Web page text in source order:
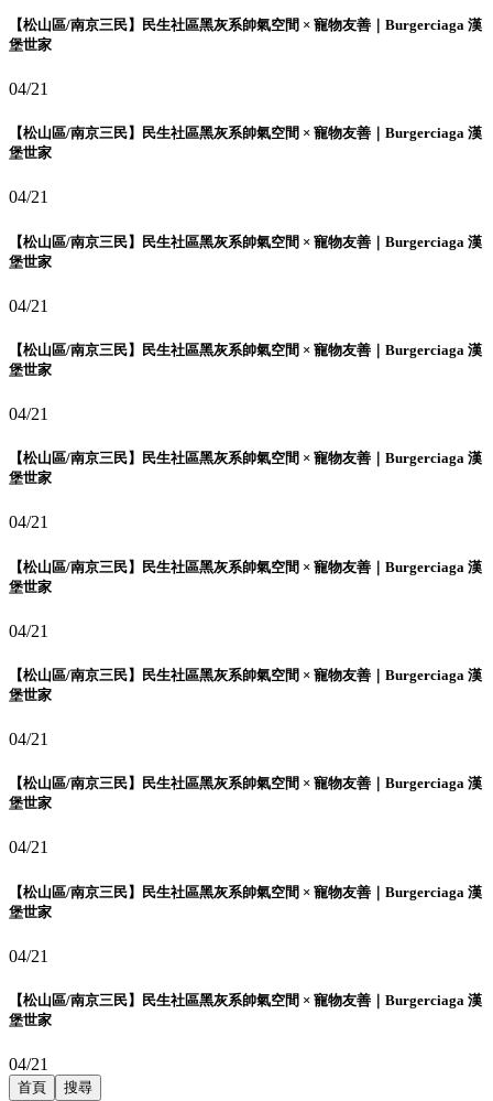
【松山區/南京三民】民生社區黑灰系帥氣空間 × 寵物友善｜Burgerciaga 漢
堡世家
04/21
【松山區/南京三民】民生社區黑灰系帥氣空間 × 寵物友善｜Burgerciaga 漢
堡世家
04/21
【松山區/南京三民】民生社區黑灰系帥氣空間 × 寵物友善｜Burgerciaga 漢
堡世家
04/21
【松山區/南京三民】民生社區黑灰系帥氣空間 × 寵物友善｜Burgerciaga 漢
堡世家
04/21
【松山區/南京三民】民生社區黑灰系帥氣空間 × 寵物友善｜Burgerciaga 漢
堡世家
04/21
【松山區/南京三民】民生社區黑灰系帥氣空間 × 寵物友善｜Burgerciaga 漢
堡世家
04/21
【松山區/南京三民】民生社區黑灰系帥氣空間 × 寵物友善｜Burgerciaga 漢
堡世家
04/21
【松山區/南京三民】民生社區黑灰系帥氣空間 × 寵物友善｜Burgerciaga 漢
堡世家
04/21
【松山區/南京三民】民生社區黑灰系帥氣空間 × 寵物友善｜Burgerciaga 漢
堡世家
04/21
【松山區/南京三民】民生社區黑灰系帥氣空間 × 寵物友善｜Burgerciaga 漢
堡世家
04/21
首頁 搜尋